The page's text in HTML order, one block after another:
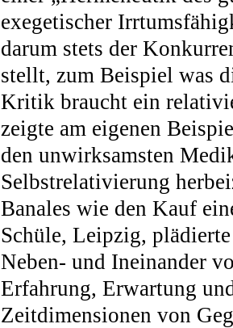
exegetischer
darum stets der
stellt, zum Beispiel was
Kritik braucht ein
zeigte am eigenen
den unwirksamsten
Selbstrelativierung
Banales wie den Kauf
Schüle, Leipzig,
Neben- und Ineinander
Erfahrung, Erwartung
Zeitdimensionen von